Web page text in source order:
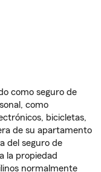
como seguro de
como
bicicletas,
de su apartamento
del seguro de
la propiedad
normalmente